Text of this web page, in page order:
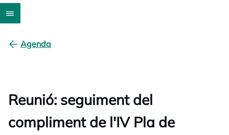
Agenda
Reunió: seguiment del
compliment de l'IV Pla de